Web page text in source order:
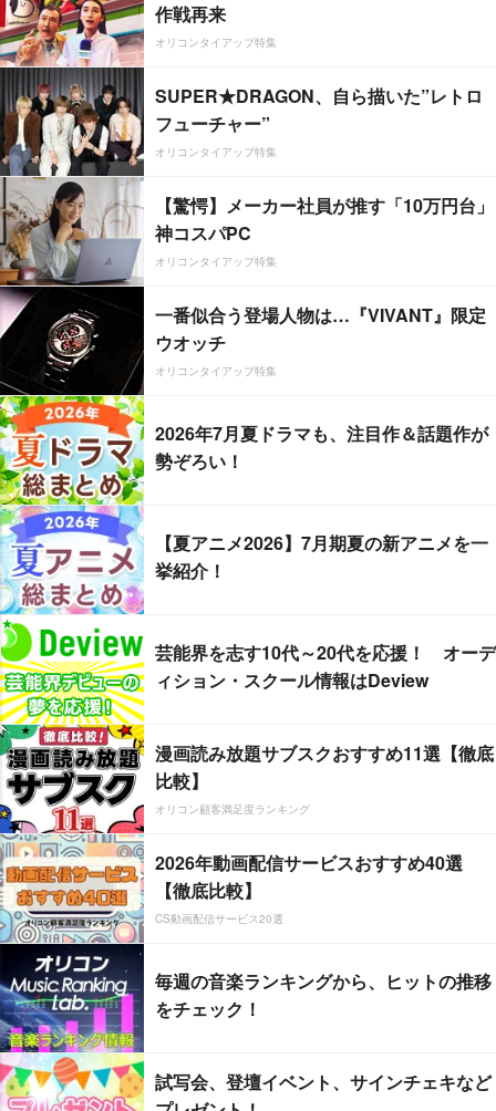
作戦再来
オリコンタイアップ特集
SUPER★DRAGON、自ら描いた”レトロ
フューチャー”
オリコンタイアップ特集
【驚愕】メーカー社員が推す「10万円台」
神コスパPC
オリコンタイアップ特集
一番似合う登場人物は…『VIVANT』限定
ウオッチ
オリコンタイアップ特集
2026年7月夏ドラマも、注目作＆話題作が
勢ぞろい！
【夏アニメ2026】7月期夏の新アニメを一
挙紹介！
芸能界を志す10代～20代を応援！ オーデ
ィション・スクール情報はDeview
漫画読み放題サブスクおすすめ11選【徹底
比較】
オリコン顧客満足度ランキング
2026年動画配信サービスおすすめ40選
【徹底比較】
CS動画配信サービス20選
毎週の音楽ランキングから、ヒットの推移
をチェック！
試写会、登壇イベント、サインチェキなど